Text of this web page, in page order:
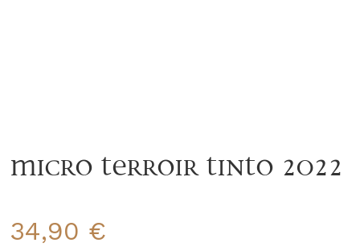
Micro Terroir Tinto 2022
34,90 €